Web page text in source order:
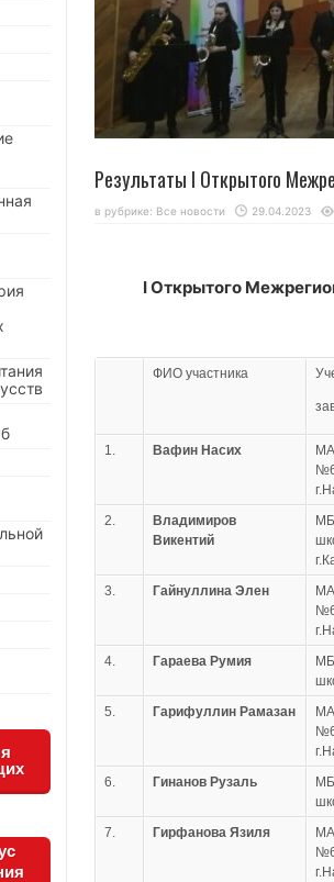
Результаты I Открытого
в рубрике: Все новости 29.04.2023
I Открытого
ФИО участника
1. Вафин Насих
2.
Владимиров
Викентий
3.
Гайнуллина Элен
4.
Гараева Румия
5.
Гарифуллин Рамазан
6.
Гинанов Рузаль
7.
Гирфанова Язиля